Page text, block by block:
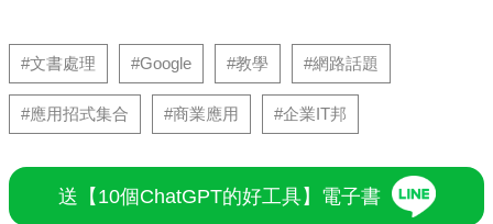
#文書處理 #Google #教學 #網路話題
#應用招式集合 #商業應用 #企業IT邦
送【10個ChatGPT的好工具】電子書